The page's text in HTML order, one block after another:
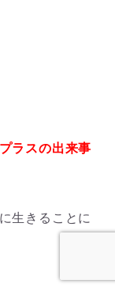
ラスの出来事
生きることに